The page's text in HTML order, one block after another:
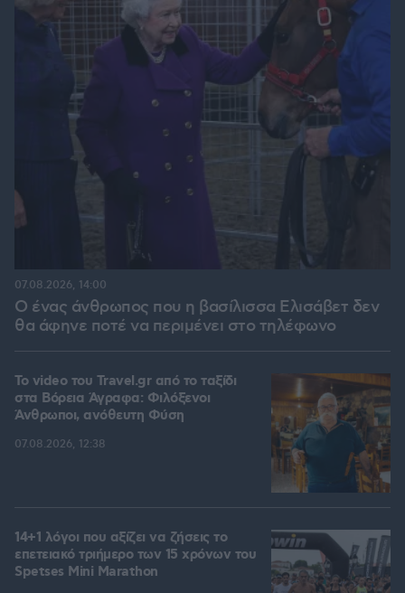
Ο ένας άνθρωπος που η βασίλισσα Ελισάβετ δεν
θα άφηνε ποτέ να περιμένει στο τηλέφωνο
07.08.2026, 14:00
To video του Travel.gr από το ταξίδι
στα Βόρεια Άγραφα: Φιλόξενοι
Άνθρωποι, ανόθευτη Φύση
07.08.2026, 12:38
14+1 λόγοι που αξίζει να ζήσεις το
επετειακό τριήμερο των 15 χρόνων του
Spetses Mini Marathon